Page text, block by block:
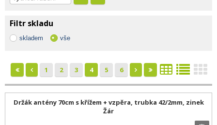
Filtr skladu
skladem vše
1 2 3 4 5 6
Držák antény 70cm s křížem + vzpěra, trubka 42/2mm, zinek
Žár